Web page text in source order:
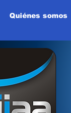
Quiénes somos